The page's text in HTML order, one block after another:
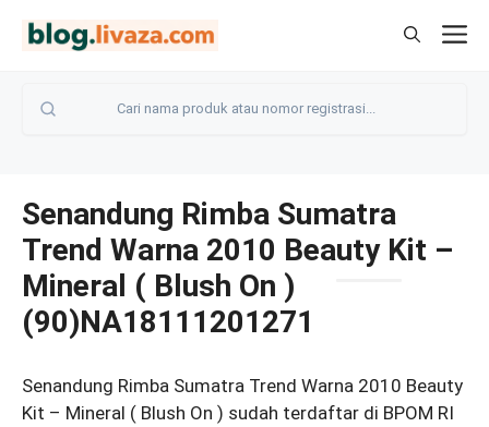
Senandung Rimba Sumatra
Trend Warna 2010 Beauty Kit –
Mineral ( Blush On )
(90)NA18111201271
Senandung Rimba Sumatra Trend Warna 2010 Beauty
Kit – Mineral ( Blush On ) sudah terdaftar di BPOM RI